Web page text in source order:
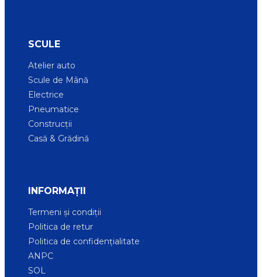
SCULE
Atelier auto
Scule de Mână
Electrice
Pneumatice
Construcții
Casă & Grădină
INFORMAȚII
Termeni și condiții
Politica de retur
Politica de confidențialitate
ANPC
SOL